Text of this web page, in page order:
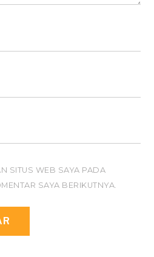
SITUS WEB SAYA PADA
SAYA BERIKUTNYA.